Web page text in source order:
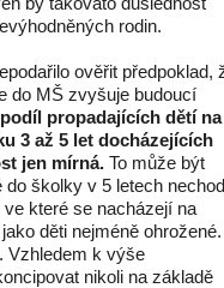
rodin.
ověřit předpoklad,
do MŠ zvyšuje budoucí
propadajících dětí na
3 až 5 let docházejících
jen mírná. To může být
školky v 5 letech
které se nacházejí na
děti nejméně ohrožené.
Vzhledem k výše
nikoli na základě